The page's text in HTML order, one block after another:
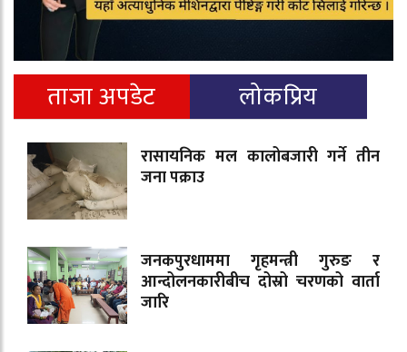
ताजा अपडेट लोकप्रिय
रासायनिक मल कालोबजारी गर्ने तीन
जना पक्राउ
जनकपुरधाममा गृहमन्त्री गुरुङ र
आन्दोलनकारीबीच दोस्रो चरणको वार्ता
जारि